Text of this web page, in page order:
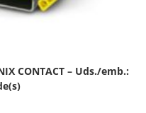
CONTACT – Uds./emb.: